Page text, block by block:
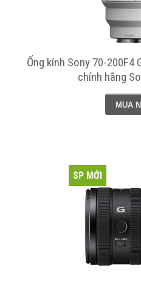
Ống kính Sony 70-200F4
chính hãng
MUA
SP MỚI